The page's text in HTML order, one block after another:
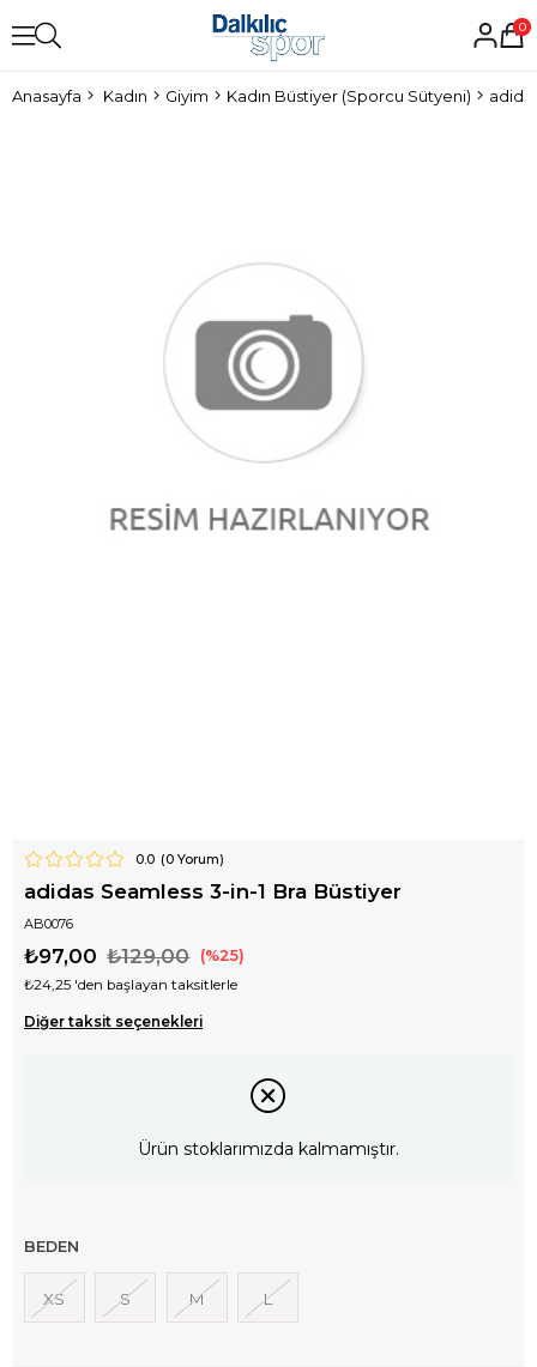
0
Anasayfa Kadın Giyim Kadın Büstiyer (Sporcu Sütyeni)
0.0 (0Yorum)
adidas Seamless 3-in-1 Bra Büstiyer
AB0076
₺129,00
₺97,00 25
₺24,25 'den başlayan taksitlerle
Diğer taksit seçenekleri
Ürün stoklarımızda kalmamıştır.
BEDEN
XS S M L